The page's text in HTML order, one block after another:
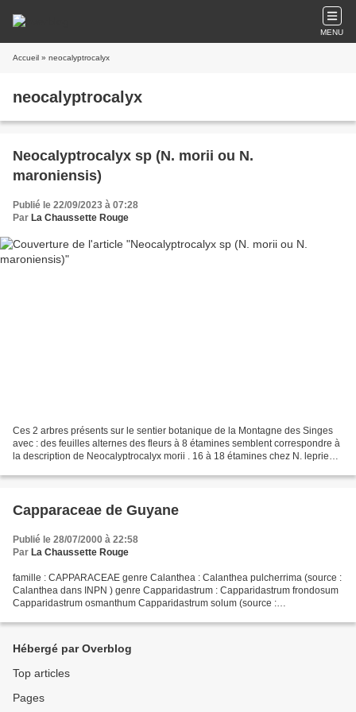
MENU
Accueil » neocalyptrocalyx
neocalyptrocalyx
Neocalyptrocalyx sp (N. morii ou N.
maroniensis)
Publié le 22/09/2023 à 07:28
Par La Chaussette Rouge
Ces 2 arbres présents sur le sentier botanique de la Montagne des Singes
avec : des feuilles alternes des fleurs à 8 étamines semblent correspondre à
la description de Neocalyptrocalyx morii . 16 à 18 étamines chez N. leprieurii
Capparaceae de Guyane
Publié le 28/07/2000 à 22:58
Par La Chaussette Rouge
famille : CAPPARACEAE genre Calanthea : Calanthea pulcherrima (source :
Calanthea dans INPN ) genre Capparidastrum : Capparidastrum frondosum
Capparidastrum osmanthum Capparidastrum solum (source :
Hébergé par Overblog
Top articles
Pages